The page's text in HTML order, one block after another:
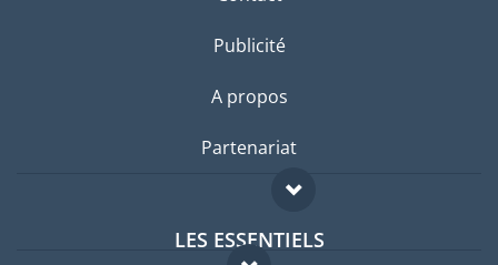
Publicité
A propos
Partenariat
LES ESSENTIELS